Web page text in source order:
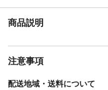
使用上の注意
ください。
商品説明
注意事項
配送地域・送料について